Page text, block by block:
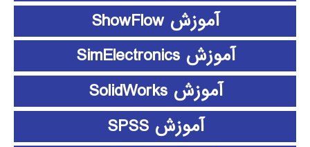
آموزش ShowFlow
آموزش SimElectronics
آموزش SolidWorks
آموزش SPSS